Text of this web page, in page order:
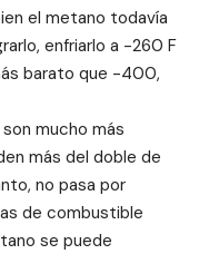
el metano todavía
enfriarlo a -260 F
barato que -400,
mucho más
más del doble de
no pasa por
de combustible
se puede